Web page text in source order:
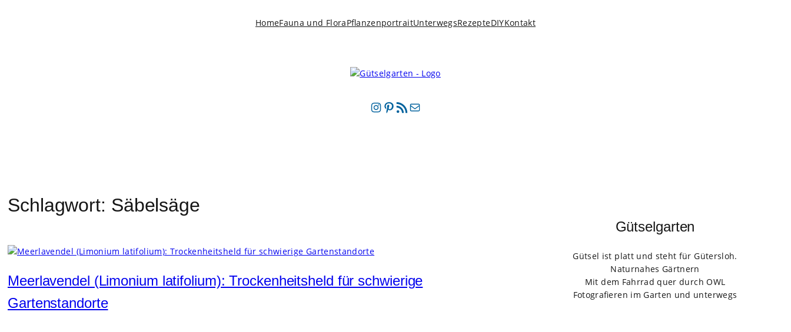
HomeFauna und FloraPflanzenportraitUnterwegsRezepteDIYKontakt
Instagram
Pinterest
RSS-Feed
E-Mail
Schlagwort: Säbelsäge
Meerlavendel (Limonium latifolium): Trockenheitsheld für schwierige
Gartenstandorte
Gütselgarten
Gütsel ist platt und steht für Gütersloh.
Naturnahes Gärtnern
Mit dem Fahrrad quer durch OWL
Fotografieren im Garten und unterwegs